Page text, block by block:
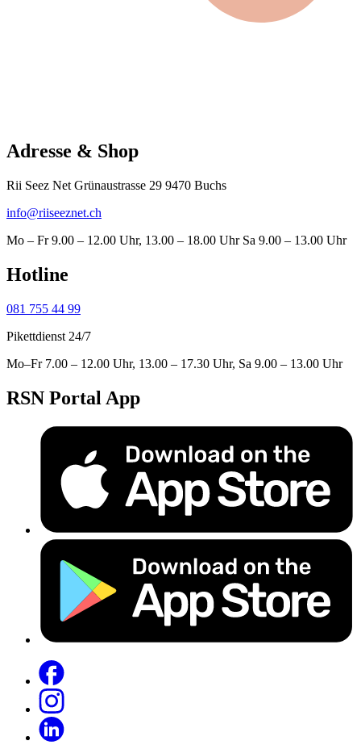
Adresse & Shop
Rii Seez Net Grünaustrasse 29 9470 Buchs
info@riiseeznet.ch
Mo – Fr 9.00 – 12.00 Uhr, 13.00 – 18.00 Uhr Sa 9.00 – 13.00 Uhr
Hotline
081 755 44 99
Pikettdienst 24/7
Mo–Fr 7.00 – 12.00 Uhr, 13.00 – 17.30 Uhr, Sa 9.00 – 13.00 Uhr
RSN Portal App